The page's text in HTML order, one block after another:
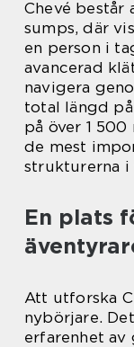
Chevé består
sumps, där
en person i
avancerad
navigera
total längd
på över 1
de mest
strukturerna i
En plats
Att utforska
nybörjare.
erfarenhet